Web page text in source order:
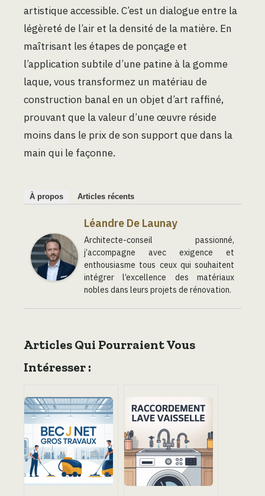
artistique accessible. C’est un dialogue entre la
légèreté de l’air et la densité de la matière. En
maîtrisant les étapes de ponçage et
l’application subtile d’une patine à la gomme
laque, vous transformez un matériau de
construction banal en un objet d’art raffiné,
prouvant que la valeur d’une œuvre réside
moins dans le prix de son support que dans la
main qui le façonne.
À propos Articles récents
Léandre De Launay
Architecte-conseil passionné,
j’accompagne avec exigence et
enthousiasme tous ceux qui souhaitent
intégrer l’excellence des matériaux
nobles dans leurs projets de rénovation.
Articles Qui Pourraient Vous
Intéresser :